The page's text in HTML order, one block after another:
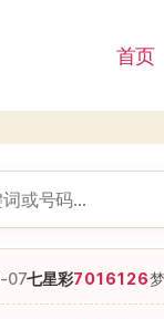
首页
07七星彩7016126